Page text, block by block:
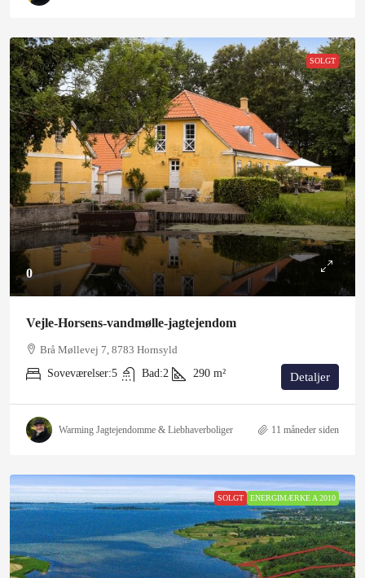
SOLGT
0
Vejle-Horsens-vandmølle-jagtejendom
Brå Møllevej 7, 8783 Hornsyld
Soveværelser:5 Bad:2 290 m² Detaljer
Warming Jagtejendomme & Liebhaverboliger 11 måneder siden
SOLGT ENERGIMÆRKE A 2010